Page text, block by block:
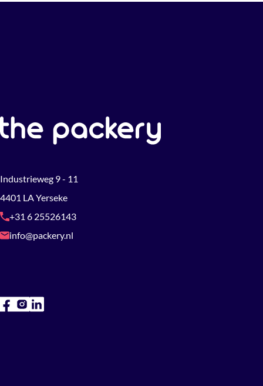
Industrieweg 9 - 11
4401 LA Yerseke
+31 6 25526143
info@packery.nl